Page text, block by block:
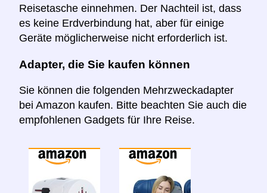
Reisetasche einnehmen. Der Nachteil ist, dass
es keine Erdverbindung hat, aber für einige
Geräte möglicherweise nicht erforderlich ist.
Adapter, die Sie kaufen können
Sie können die folgenden Mehrzweckadapter
bei Amazon kaufen. Bitte beachten Sie auch die
empfohlenen Gadgets für Ihre Reise.